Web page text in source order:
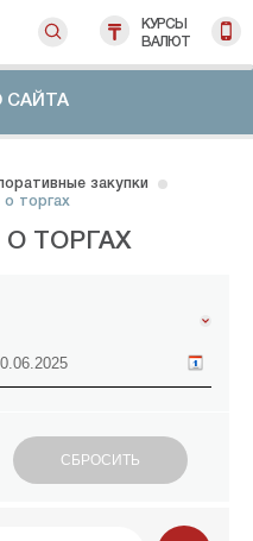
КУРСЫ
ВАЛЮТ
САЙТА
закупки
торгах
ТОРГАХ